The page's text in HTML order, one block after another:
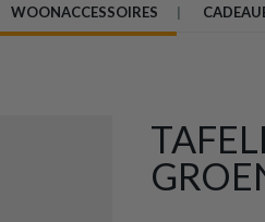
WOONACCESSOIRES